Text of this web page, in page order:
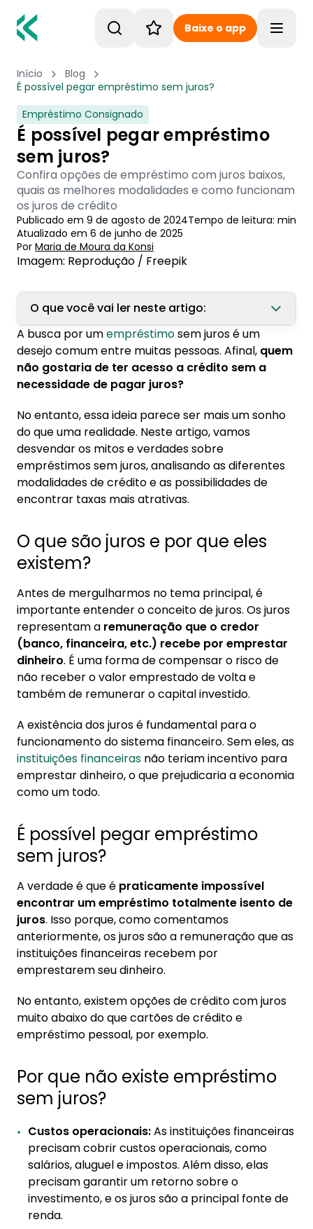
Baixe o app
Início
Blog
É possível pegar empréstimo sem juros?
Empréstimo Consignado
É possível pegar empréstimo
sem juros?
Confira opções de empréstimo com juros baixos,
quais as melhores modalidades e como funcionam
os juros de crédito
Publicado em 9 de agosto de 2024Tempo de leitura: min
Atualizado em 6 de junho de 2025
Por Maria de Moura da Konsi
Imagem: Reprodução / Freepik
O que você vai ler neste artigo:
1. O que são juros e por que eles existem?
2. É possível pegar empréstimo sem juros?
4. Qual é o empréstimo que tem menos juros?
5. Por que o consignado é a melhor opção de
crédito com juros baixos?
6. Como funciona o empréstimo consignado?
7. Qual é o juros do empréstimo consignado?
8. Dicas para contratar empréstimo
consignado com menores taxas?
9. Como contratar no app Konsi?
A busca por umempréstimosem juros é um
desejo comum entre muitas pessoas. Afinal, quem
não gostaria de ter acesso a crédito sem a
necessidade de pagar juros?
No entanto, essa ideia parece ser mais um sonho
do que uma realidade. Neste artigo, vamos
desvendar os mitos e verdades sobre
empréstimos sem juros, analisando as diferentes
modalidades de crédito e as possibilidades de
encontrar taxas mais atrativas.
O que são juros e por que eles
existem?
Antes de mergulharmos no tema principal, é
importante entender o conceito de juros. Os juros
representam a remuneração que o credor
(banco, financeira, etc.) recebe por emprestar
dinheiro. É uma forma de compensar o risco de
não receber o valor emprestado de volta e
também de remunerar o capital investido.
A existência dos juros é fundamental para o
funcionamento do sistema financeiro. Sem eles, as
instituições financeiras não teriam incentivo para
emprestar dinheiro, o que prejudicaria a economia
como um todo.
É possível pegar empréstimo
sem juros?
A verdade é que é praticamente impossível
encontrar um empréstimo totalmente isento de
juros. Isso porque, como comentamos
anteriormente, os juros são a remuneração que as
instituições financeiras recebem por
emprestarem seu dinheiro.
No entanto, existem opções de crédito com juros
muito abaixo do que cartões de crédito e
empréstimo pessoal, por exemplo.
Por que não existe empréstimo
sem juros?
Custos operacionais:As instituições financeiras
precisam cobrir custos operacionais, como
salários, aluguel e impostos. Além disso, elas
precisam garantir um retorno sobre o
investimento, e os juros são a principal fonte de
renda.